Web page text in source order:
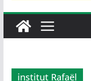
institut Rafaël